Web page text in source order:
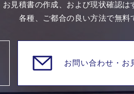
お見積書の作成、および現状確認は
各種、ご都合の良い方法で無料
お問い合わせ・ お